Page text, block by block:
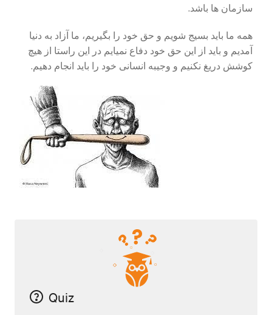
سازمان ها باشد.
همه ما باید بسیج شویم و حق خود را بگیریم، ما آزاد به دنیا
آمدیم و باید از این حق خود دفاع نمیایم در این راستا از هیچ
کوشش دریغ نکنیم و وجیبه انسانی خود را باید انجام دهیم.
Quiz